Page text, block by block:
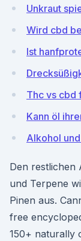
Unkraut
Wird cbd
Ist
Thc vs cbd
Kann öl
Alkohol
Den restlichen
und Terpene
Pinen aus.
free
150+ naturally